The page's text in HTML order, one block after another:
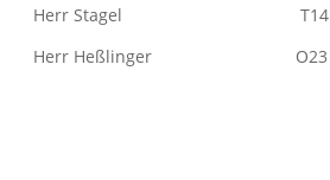
Herr Stagel T14
Herr Heßlinger O23